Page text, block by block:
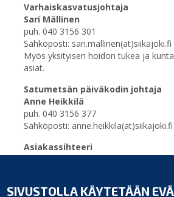
SIVUSTOLLA KÄYTETÄÄN
Varhaiskasvatusjohtaja
Sari Mällinen
puh. 040 3156 301
Sähköposti: sari.mallinen(at)siikajoki.fi
Myös yksityisen hoidon tukea ja
asiat.
Satumetsän päiväkodin johtaja
Anne Heikkilä
puh. 040 3156 377
Sähköposti: anne.heikkila(at)siikajoki.fi
Asiakassihteeri
Arja Sikkilä
Sähköposti: arja.sikkila(at)siikajoki.fi